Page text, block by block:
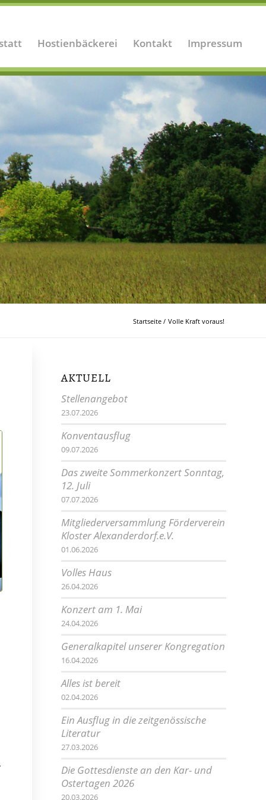
Hostienbäckerei Kontakt Impressum
Startseite / Volle Kraft voraus!
AKTUELL
Stellenangebot
23.07.2026
Konventausflug
09.07.2026
Das zweite Sommerkonzert Sonntag,
12. Juli
07.07.2026
Mitgliederversammlung Förderverein
Kloster Alexanderdorf.e.V.
01.06.2026
Volles Haus
26.04.2026
Konzert am 1. Mai
24.04.2026
Generalkapitel unserer Kongregation
16.04.2026
Alles ist bereit
02.04.2026
Ein Ausflug in die zeitgenössische
Literatur
27.03.2026
Die Gottesdienste an den Kar- und
Ostertagen 2026
20.03.2026